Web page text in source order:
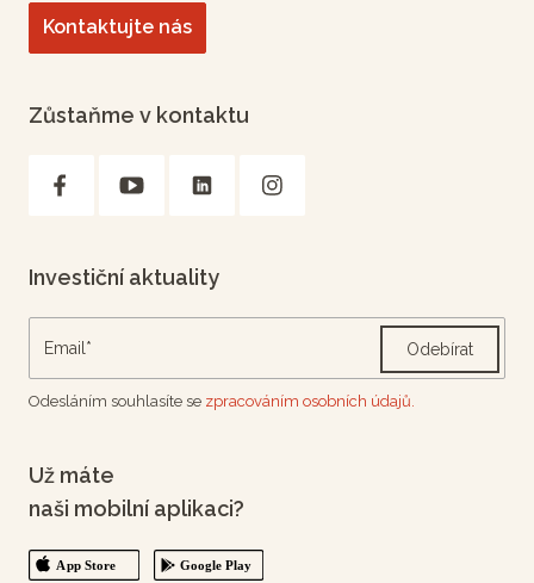
Kontaktujte nás
Zůstaňme v kontaktu
Investiční aktuality
Odebírat
Odesláním souhlasíte se zpracováním osobních údajů.
Už máte
naši mobilní aplikaci?